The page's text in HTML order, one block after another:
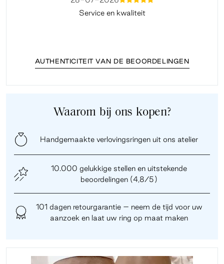
Service en kwaliteit
AUTHENTICITEIT VAN DE BEOORDELINGEN
Waarom bij ons kopen?
Handgemaakte verlovingsringen uit ons atelier
10.000 gelukkige stellen en uitstekende
beoordelingen (4,8/5)
101 dagen retourgarantie – neem de tijd voor uw
aanzoek en laat uw ring op maat maken